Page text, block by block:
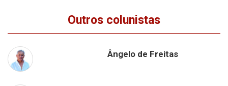
Outros colunistas
Ângelo de Freitas